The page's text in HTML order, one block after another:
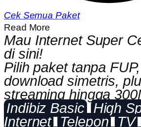
Cek Semua Paket
Read More
Mau Internet Super
di sini!
Pilih paket tanpa
download simetris,
streaming hingga
Indibiz Basic
High
Internet
Telepon TV